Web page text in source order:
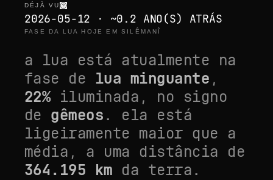
DÉJÀ VU
2026-05-12 · ~0.2 ANO(S) ATRÁS
FASE DA LUA HOJE EM SILÊMANÎ
a lua está atualmente na
fase de lua minguante ,
22%iluminada, no signo
de gêmeos. ela está
ligeiramente maior que a
média , a uma distância de
364.195 km da terra.